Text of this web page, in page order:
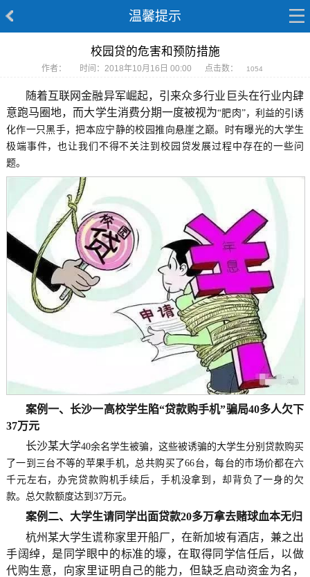
温馨提示
校园贷的危害和预防措施
作者： 时间：2018年10月16日 00:00 点击数： 1054
随着互联网金融异军崛起，引来众多行业巨头在行业内肆
意跑马圈地，而大学生消费分期一度被视为“肥肉”，利益的引诱
化作一只黑手，把本应宁静的校园推向悬崖之巅。时有曝光的大学生
极端事件，也让我们不得不关注到校园贷发展过程中存在的一些问
题。
案例一、长沙一高校学生陷“贷款购手机”骗局40多人欠下
37万元
长沙某大学40余名学生被骗，这些被诱骗的大学生分别贷款购买
了一到三台不等的苹果手机，总共购买了66台，每台的市场价都在六
千元左右，办完贷款购机手续后，手机没拿到，却背负了一身的欠
款。总欠款额度达到 37万元。
案例二、大学生请同学出面贷款20多万拿去赌球血本无归
杭州某大学生谎称家里开船厂，在新加坡有酒店，兼之出
手阔绰，是同学眼中的标准的壕，在取得同学信任后，以做
代购生意，向家里证明自己的能力，但缺乏启动资金为名，